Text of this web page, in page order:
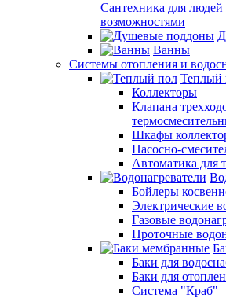
Сантехника для
возможностями
Ванны
Системы отопления и
Теплый
Коллекторы
Клапана
Шкафы
Насосно-
Автоматика для
Бойлеры
Электрические
Газовые
Проточные
Баки для
Баки для
Система "Краб"